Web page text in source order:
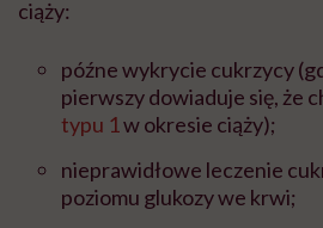
ciąży:
późne wykrycie cukrzycy
pierwszy dowiaduje się, że
typu 1 w okresie ciąży);
nieprawidłowe leczenie
poziomu glukozy we krwi;